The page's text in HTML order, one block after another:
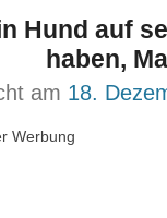
Hund auf
haben,
am 18.
Werbung